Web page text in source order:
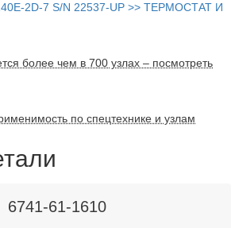
2D-7 S/N 22537-UP >> ТЕРМОСТАТ И
более чем в 700 узлах – посмотреть
по спецтехнике и узлам
6741-61-1610